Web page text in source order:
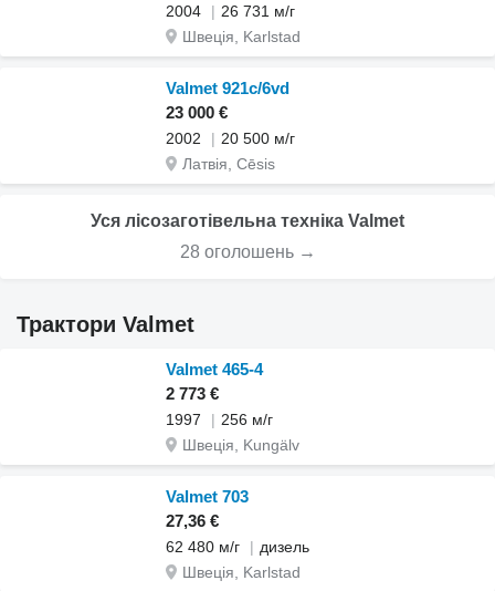
2004
26 731 м/г
Швеція, Karlstad
Valmet 921c/6vd
23 000 €
2002
20 500 м/г
Латвія, Cēsis
Уся лісозаготівельна техніка Valmet
28 оголошень →
Трактори Valmet
Valmet 465-4
2 773 €
1997
256 м/г
Швеція, Kungälv
Valmet 703
27,36 €
62 480 м/г
дизель
Швеція, Karlstad